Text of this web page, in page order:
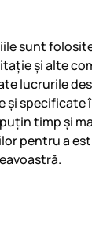
sunt
și alte
lucrurile
și
timp și
pentru a